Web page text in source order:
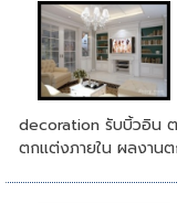
decoration รับบิ้วอิน
ตกแต่งภายใน ผลงานต